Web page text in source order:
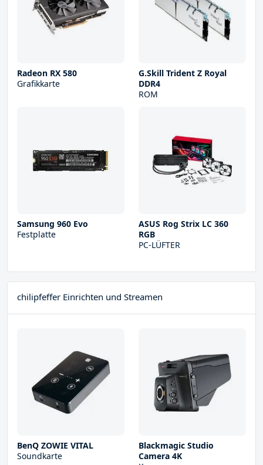
Radeon RX 580
Grafikkarte
G.Skill Trident Z Royal
DDR4
ROM
Samsung 960 Evo
Festplatte
ASUS Rog Strix LC 360
RGB
PC-LÜFTER
chilipfeffer Einrichten und Streamen
BenQ ZOWIE VITAL
Soundkarte
Blackmagic Studio
Camera 4K